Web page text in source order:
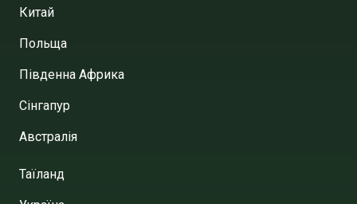
Китай
Польща
Південна Африка
Сінгапур
Австралія
Таїланд